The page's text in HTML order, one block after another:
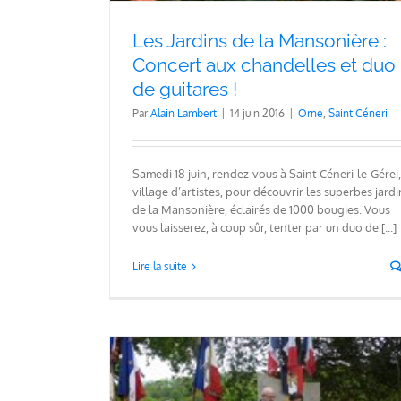
Les Jardins de la Mansonière :
Concert aux chandelles et duo
de guitares !
ParAlain Lambert 14 juin 2016 Orne, Saint Céneri
Samedi 18 juin, rendez-vous à Saint Céneri-le-Gérei,
village d’artistes, pour découvrir les superbes
de la Mansonière, éclairés de 1000 bougies. Vous
vous laisserez, à coup sûr, tenter par un duo de [...]
Lire la suite